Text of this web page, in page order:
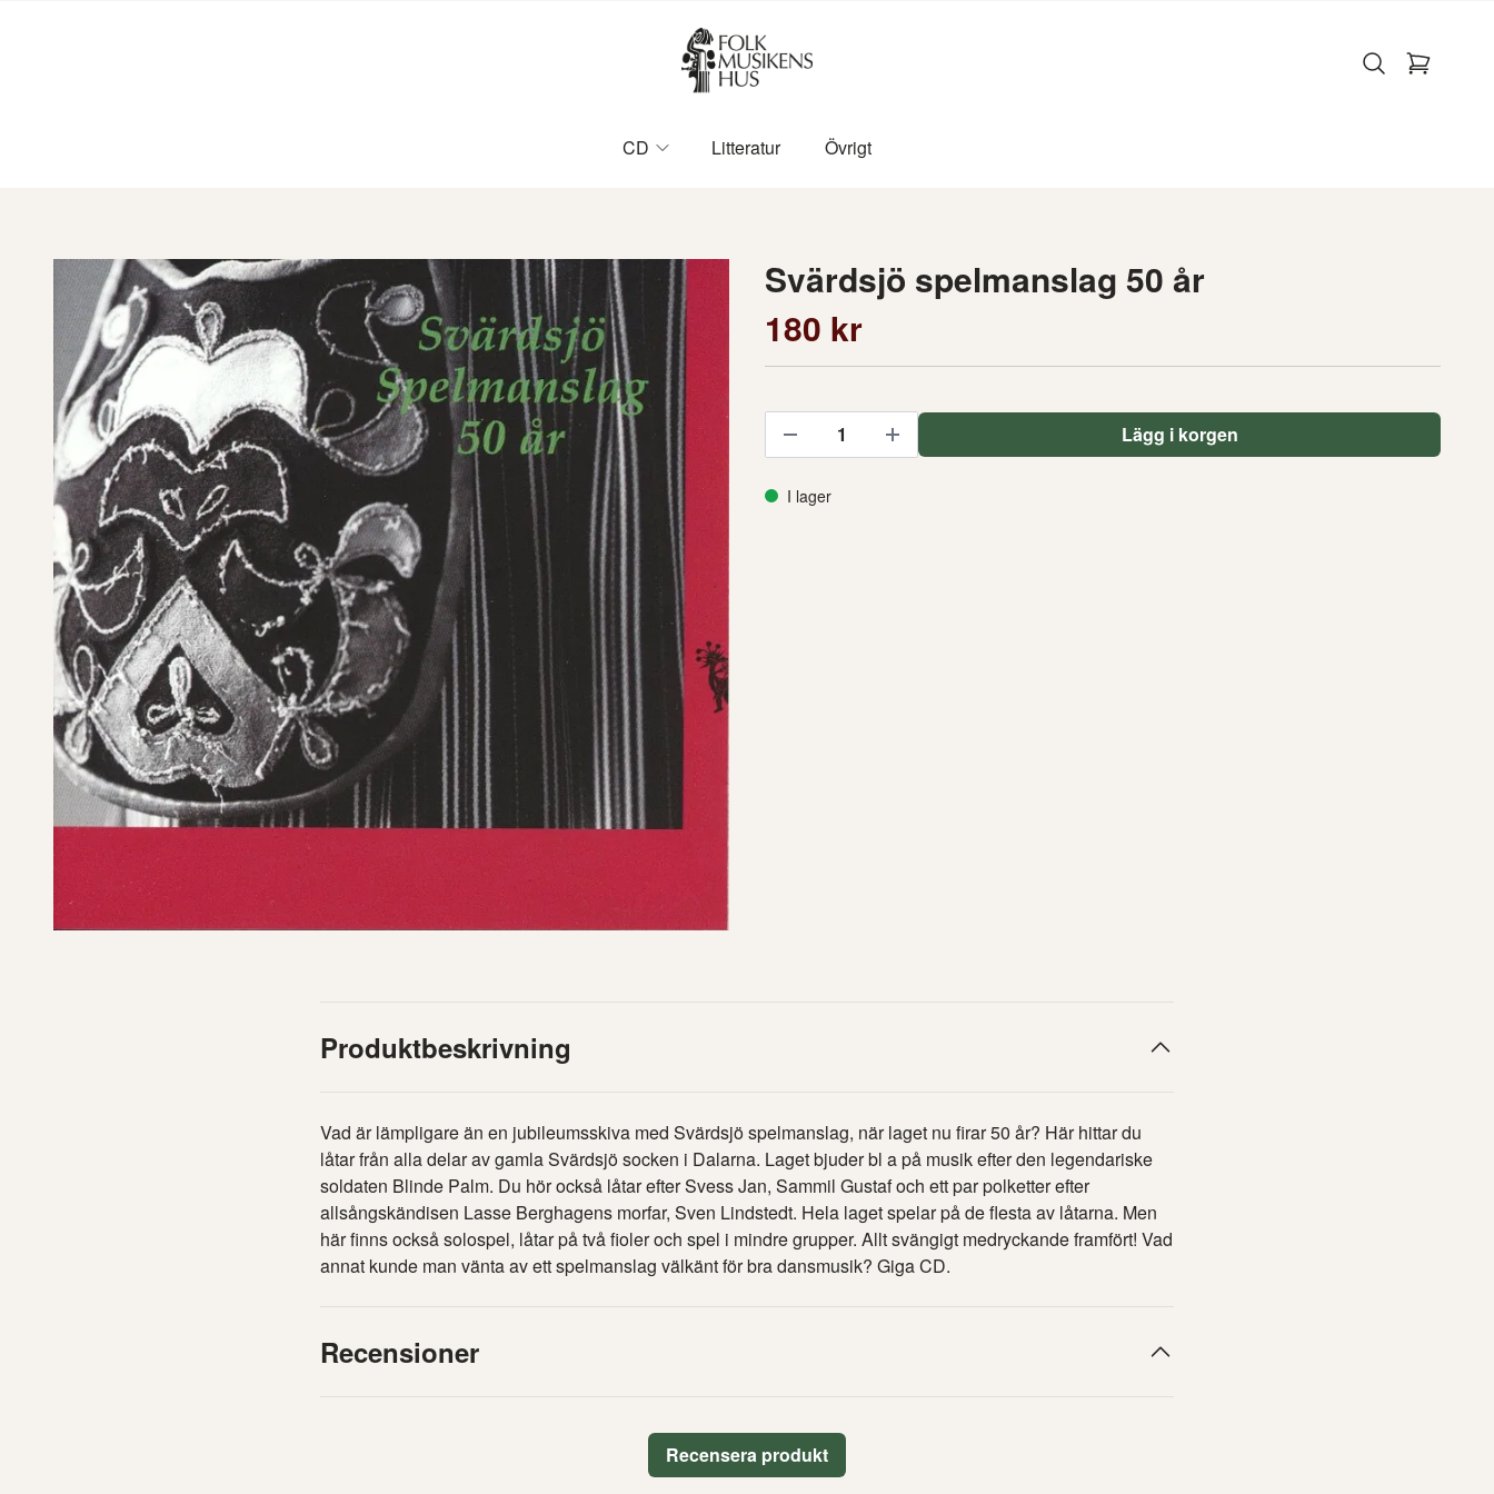
CD Litteratur Övrigt
Svärdsjö spelmanslag 50 år
180 kr
Lägg i korgen
I lager
Produktbeskrivning
Vad är lämpligare än en jubileumsskiva med Svärdsjö spelmanslag, när laget nu firar 50 år? Här hittar du
låtar från alla delar av gamla Svärdsjö socken i Dalarna. Laget bjuder bl a på musik efter den legendariske
soldaten Blinde Palm. Du hör också låtar efter Svess Jan, Sammil Gustaf och ett par polketter efter
allsångskändisen Lasse Berghagens morfar, Sven Lindstedt. Hela laget spelar på de flesta av låtarna. Men
här finns också solospel, låtar på två fioler och spel i mindre grupper. Allt svängigt medryckande framfört! Vad
annat kunde man vänta av ett spelmanslag välkänt för bra dansmusik? Giga CD.
Recensioner
Recensera produkt